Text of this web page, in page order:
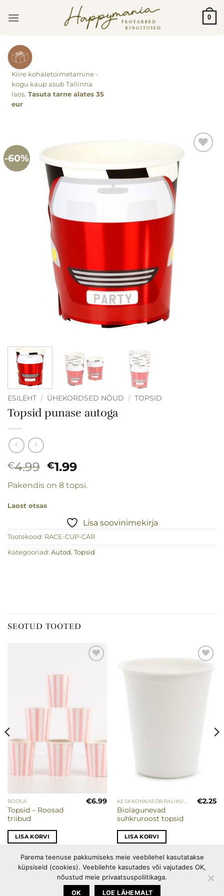
0
Kiire kohaletoimetamine -
kogu kaup asub Tallinna
laos. Tasuta tarne alates 35
eur
-60%
Lisa
soovinimekirja
ESILEHT / ÜHEKORDSED NÕUD / TOPSID
Topsid punase autoga
€4.99 Algne
hind
oli:
€4.99.
€1.99Praegune
hind
on:
Pakendis on 8 topsi.
Laost otsas
Lisa soovinimekirja
Tootekood: RACE-CUP-CAR
Kategooriad: Autod, Topsid
SEOTUD TOOTED
soovinimekirja
ROOSA
Topsid – Roosad
triibud
€6.99
LISA KORVI
soovinimekirja
KESKKONNASÕBRALIKUD PEOTARBED
Biolagunevad
suhkruroost topsid
€2.25
LISA KORVI
PEOTARBED OSTUINFO
PRIVAATSUSPOLIITIKA
KÜPSISEPOLIITIKA
Parema teenuse pakkumiseks meie veebilehel kasutatakse
küpsiseid (cookies). Veebilehte kasutades või vajutades OK,
nõustud meie privaatsuspoliitikaga.
OK LOE LÄHEMALT